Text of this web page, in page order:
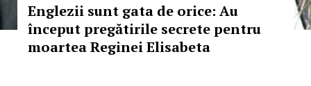
Englezii sunt gata de orice: Au
început pregătirile secrete pentru
moartea Reginei Elisabeta